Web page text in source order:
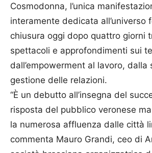
Cosmodonna, l’unica
interamente dedicata all’universo
chiusura oggi dopo quattro giorni
spettacoli e approfondimenti sui
dall’empowerment al lavoro, dalla
gestione delle relazioni.
“È un debutto all’insegna del
risposta del pubblico veronese
la numerosa affluenza dalle città
commenta Mauro Grandi, ceo di